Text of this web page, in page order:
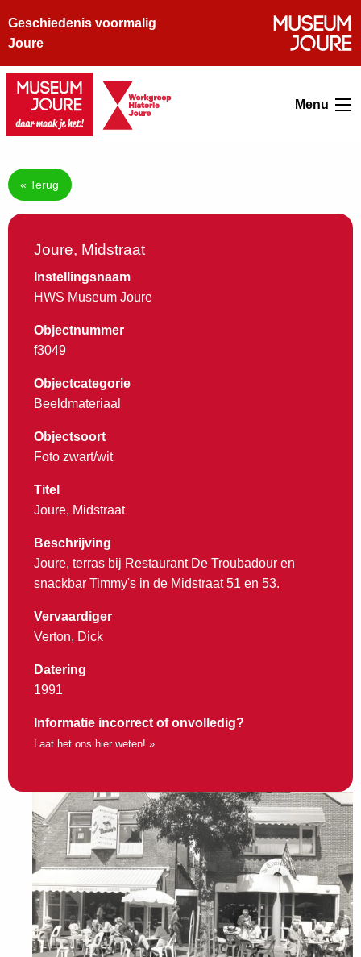
Geschiedenis voormalig
Joure
Menu
« Terug
Joure, Midstraat
Instellingsnaam
HWS Museum Joure
Objectnummer
f3049
Objectcategorie
Beeldmateriaal
Objectsoort
Foto zwart/wit
Titel
Joure, Midstraat
Beschrijving
Joure, terras bij Restaurant De Troubadour en
snackbar Timmy's in de Midstraat 51 en 53.
Vervaardiger
Verton, Dick
Datering
1991
Informatie incorrect of onvolledig?
Laat het ons hier weten! »